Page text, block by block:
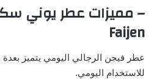
– مميزات عطر يوني
Faijen
عطر فيجن الرجالي اليومي يتميز بعدة
للاستخدام اليومي.